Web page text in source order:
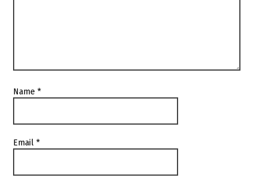
Name*
Email*